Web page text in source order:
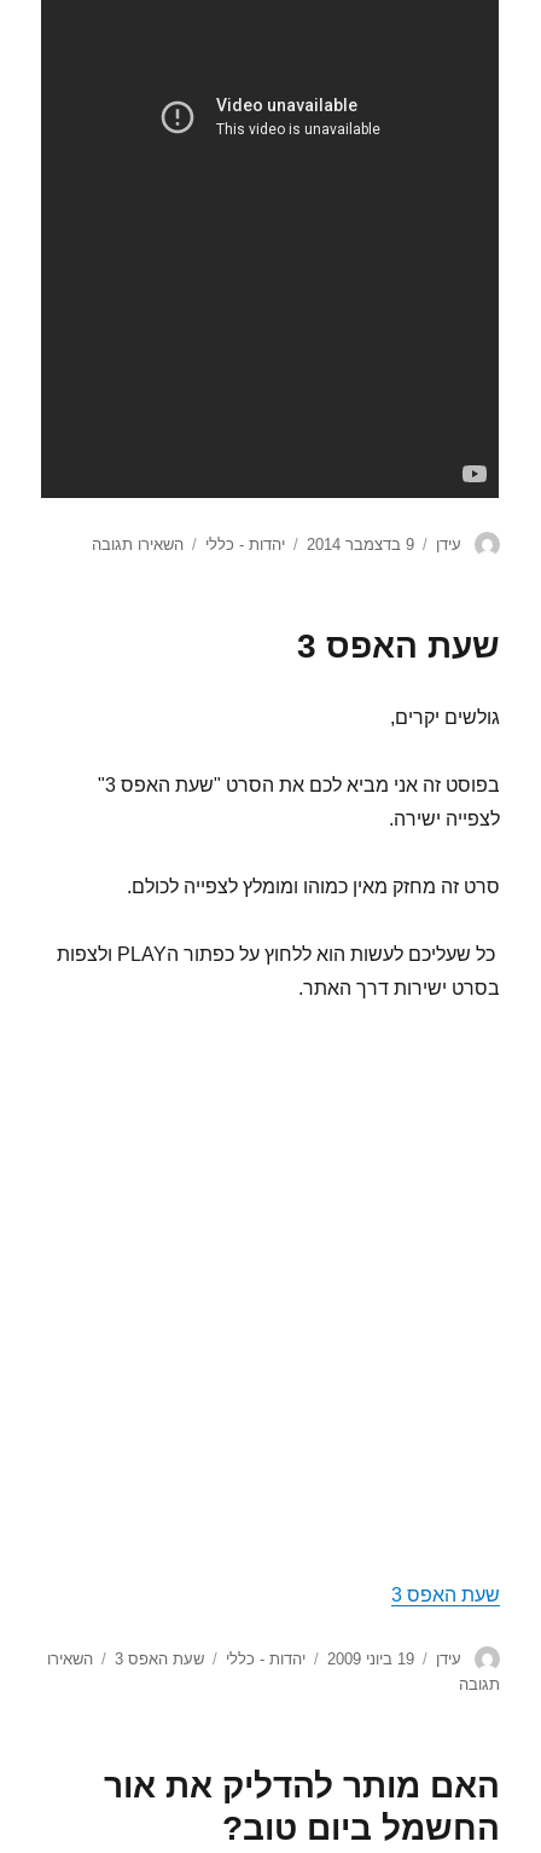
מחבר
עידן
פורסם
9 בדצמבר 2014 קטגוריות
יהדות - כללי השאירו תגובה
שעת האפס 3
גולשים יקרים,
בפוסט זה אני מביא לכם את הסרט "שעת האפס 3"
לצפייה ישירה.
סרט זה מחזק מאין כמוהו ומומלץ לצפייה לכולם.
כל שעליכם לעשות הוא ללחוץ על כפתור הPLAY ולצפות
בסרט ישירות דרך האתר.
שעת האפס 3
מחבר
עידן
פורסם
19 ביוני 2009 קטגוריות
יהדות - כללי תגיות
שעת האפס 3
השאירו
תגובה
האם מותר להדליק את אור
החשמל ביום טוב?